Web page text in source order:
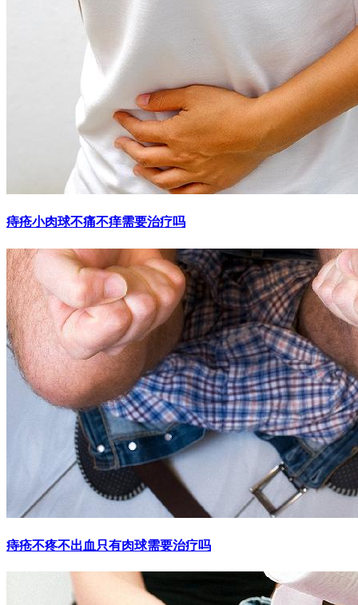
痔疮小肉球不痛不痒需要治疗吗
痔疮不疼不出血只有肉球需要治疗吗